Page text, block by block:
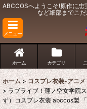
ABCCOSへようこそ!原作に
など細部までこだ
メニュー
ホーム カテゴリ
ホーム > コスプレ衣装-アニメ
> ラブライブ！蓮ノ空女学院
ず）コスプレ衣装 abccos製